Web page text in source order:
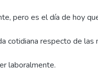
pero es el día de hoy
cotidiana respecto de las
laboralmente.